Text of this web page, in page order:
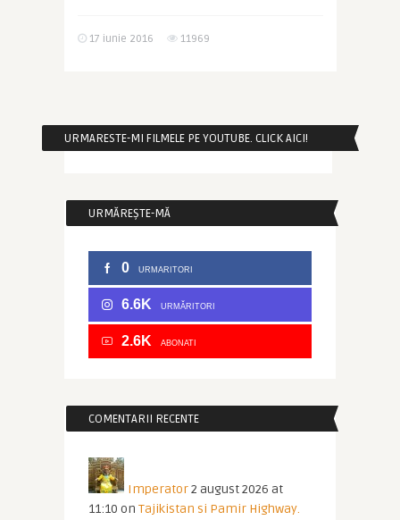
17 iunie 2016 11969
URMARESTE-MI FILMELE PE YOUTUBE. CLICK AICI!
URMĂREȘTE-MĂ
0 URMARITORI
6.6K URMĂRITORI
2.6K ABONATI
COMENTARII RECENTE
Imperator2 august 2026 at
11:10 on Tajikistan si Pamir Highway.